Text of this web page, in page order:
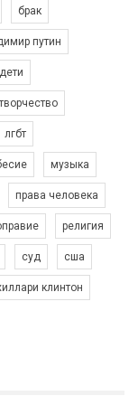
Зупинимо насильство проти ЛГБТ в Україні! Stop violence against LGBT in Ukraine!
PACT, який
з протидії
нашу
в Україні.
"лайк" під
брак
путин
дети
лгбт
музыка
права человека
религия
суд сша
клинтон